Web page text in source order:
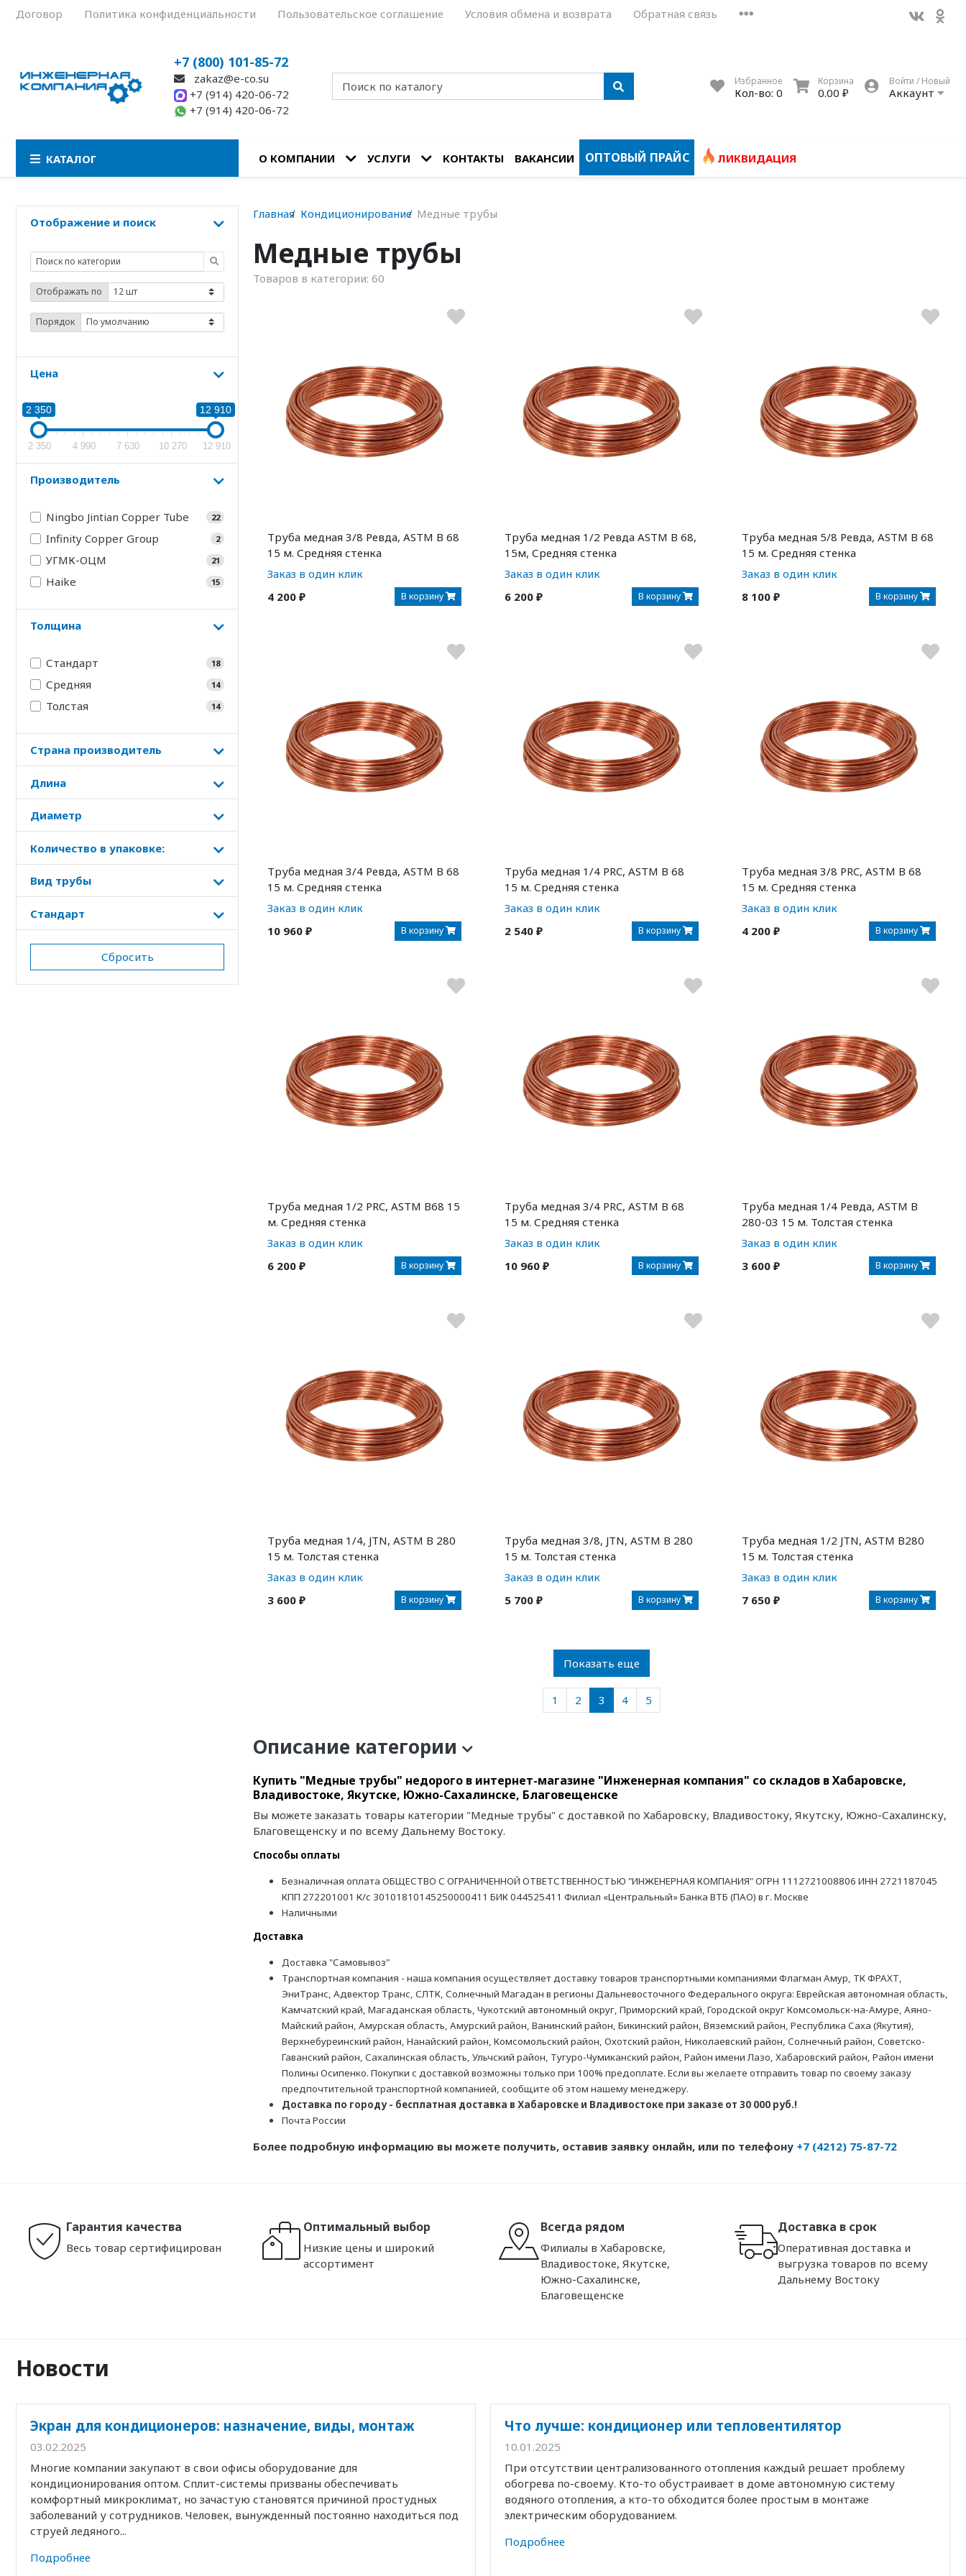
Договор Политика конфиденциальности Пользовательское соглашение Условия обмена и возврата Обратная связь
+7 (800) 101-85-72
zakaz@e-co.su
+7 (914) 420-06-72
+7 (914) 420-06-72
Избранное
Кол-во: 0
Корзина
0.00 ₽
Войти / Новый
Аккаунт
КАТАЛОГ О КОМПАНИИ УСЛУГИ КОНТАКТЫ ВАКАНСИИ ОПТОВЫЙ ПРАЙС ЛИКВИДАЦИЯ
Отображение и поиск
Отображать по
Порядок
Цена
2 350 12 910
2 350 4 990 7 630 10 270 12 910
Производитель
Ningbo Jintian Copper Tube 22
Infinity Copper Group 2
УГМК-ОЦМ 21
Haike 15
Толщина
Стандарт 18
Средняя 14
Толстая 14
Страна производитель
Длина
Диаметр
Количество в упаковке:
Вид трубы
Стандарт
Сбросить
Главная Кондиционирование Медные трубы
Медные трубы
Товаров в категории: 60
Труба медная 3/8 Ревда, ASTM B 68
15 м. Средняя стенка
Заказ в один клик
4 200 ₽
В корзину
Труба медная 1/2 Ревда ASTM B 68,
15м, Средняя стенка
Заказ в один клик
6 200 ₽
В корзину
Труба медная 5/8 Ревда, ASTM B 68
15 м. Средняя стенка
Заказ в один клик
8 100 ₽
В корзину
Труба медная 3/4 Ревда, ASTM B 68
15 м. Средняя стенка
Заказ в один клик
10 960 ₽
В корзину
Труба медная 1/4 PRC, ASTM B 68
15 м. Средняя стенка
Заказ в один клик
2 540 ₽
В корзину
Труба медная 3/8 PRC, ASTM B 68
15 м. Средняя стенка
Заказ в один клик
4 200 ₽
В корзину
Труба медная 1/2 PRC, ASTM B68 15
м. Средняя стенка
Заказ в один клик
6 200 ₽
В корзину
Труба медная 3/4 PRC, ASTM B 68
15 м. Средняя стенка
Заказ в один клик
10 960 ₽
В корзину
Труба медная 1/4 Ревда, ASTM B
280-03 15 м. Толстая стенка
Заказ в один клик
3 600 ₽
В корзину
Труба медная 1/4, JTN, ASTM B 280
15 м. Толстая стенка
Заказ в один клик
3 600 ₽
В корзину
Труба медная 3/8, JTN, ASTM B 280
15 м. Толстая стенка
Заказ в один клик
5 700 ₽
В корзину
Труба медная 1/2 JTN, ASTM B280
15 м. Толстая стенка
Заказ в один клик
7 650 ₽
В корзину
Показать еще
1 2 3 4 5
Описание категории
Купить "Медные трубы" недорого в интернет-магазине "Инженерная компания" со складов в Хабаровске,
Владивостоке, Якутске, Южно-Сахалинске, Благовещенске
Вы можете заказать товары категории "Медные трубы" с доставкой по Хабаровску, Владивостоку, Якутску, Южно-Сахалинску,
Благовещенску и по всему Дальнему Востоку.
Способы оплаты
Безналичная оплата ОБЩЕСТВО С ОГРАНИЧЕННОЙ ОТВЕТСТВЕННОСТЬЮ "ИНЖЕНЕРНАЯ КОМПАНИЯ" ОГРН 1112721008806 ИНН 2721187045
КПП 272201001 К/с 30101810145250000411 БИК 044525411 Филиал «Центральный» Банка ВТБ (ПАО) в г. Москве
Наличными
Доставка
Доставка "Самовывоз"
Транспортная компания - наша компания осуществляет доставку товаров транспортными компаниями Флагман Амур, ТК ФРАХТ,
ЭниТранс, Адвектор Транс, СЛТК, Солнечный Магадан в регионы Дальневосточного Федерального округа: Еврейская автономная область,
Камчатский край, Магаданская область, Чукотский автономный округ, Приморский край, Городской округ Комсомольск-на-Амуре, Аяно-
Майский район, Амурская область, Амурский район, Ванинский район, Бикинский район, Вяземский район, Республика Саха (Якутия),
Верхнебуреинский район, Нанайский район, Комсомольский район, Охотский район, Николаевский район, Солнечный район, Советско-
Гаванский район, Сахалинская область, Ульчский район, Тугуро-Чумиканский район, Район имени Лазо, Хабаровский район, Район имени
Полины Осипенко. Покупки с доставкой возможны только при 100% предоплате. Если вы желаете отправить товар по своему заказу
предпочтительной транспортной компанией, сообщите об этом нашему менеджеру.
Доставка по городу - бесплатная доставка в Хабаровске и Владивостоке при заказе от 30 000 руб.!
Почта России
Более подробную информацию вы можете получить, оставив заявку онлайн, или по телефону +7 (4212) 75-87-72
Гарантия качества
Весь товар сертифицирован
Оптимальный выбор
Низкие цены и широкий
ассортимент
Всегда рядом
Филиалы в Хабаровске,
Владивостоке, Якутске,
Южно-Сахалинске,
Благовещенске
Доставка в срок
Оперативная доставка и
выгрузка товаров по всему
Дальнему Востоку
Новости
Экран для кондиционеров: назначение, виды, монтаж
03.02.2025
Многие компании закупают в свои офисы оборудование для
кондиционирования оптом. Сплит-системы призваны обеспечивать
комфортный микроклимат, но зачастую становятся причиной простудных
заболеваний у сотрудников. Человек, вынужденный постоянно находиться под
струей ледяного...
Подробнее
Что лучше: кондиционер или тепловентилятор
10.01.2025
При отсутствии централизованного отопления каждый решает проблему
обогрева по-своему. Кто-то обустраивает в доме автономную систему
водяного отопления, а кто-то обходится более простым в монтаже
электрическим оборудованием.
Подробнее